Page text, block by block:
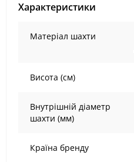
Характеристики
Матеріал шахти
Висота (см)
Внутрішній діаметр
шахти (мм)
Країна бренду